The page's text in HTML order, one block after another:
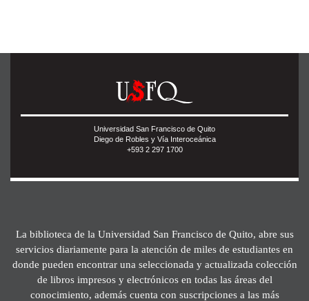
Universidad San Francisco de Quito
Diego de Robles y Vía Interoceánica
+593 2 297 1700
La biblioteca de la Universidad San Francisco de Quito, abre sus
servicios diariamente para la atención de miles de estudiantes en
donde pueden encontrar una seleccionada y actualizada colección
de libros impresos y electrónicos en todas las áreas del
conocimiento, además cuenta con suscripciones a las más